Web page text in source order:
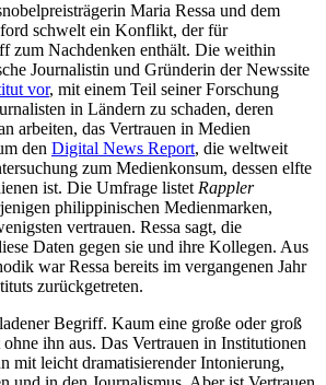
Maria Ressa und dem
schwelt ein Konflikt, der für
zum Nachdenken enthält. Die weithin
Journalistin und Gründerin der Newssite
vor, mit einem Teil seiner Forschung
in Ländern zu schaden, deren
arbeiten, das Vertrauen in Medien
den Digital News Report, die weltweit
zum Medienkonsum, dessen elfte
ist. Die Umfrage listet Rappler
philippinischen Medienmarken,
vertrauen. Ressa sagt, die
Daten gegen sie und ihre Kollegen. Aus
war Ressa bereits im vergangenen Jahr
zurückgetreten.
Begriff. Kaum eine große oder groß
ihn aus. Das Vertrauen in Institutionen
mit leicht dramatisierender Intonierung,